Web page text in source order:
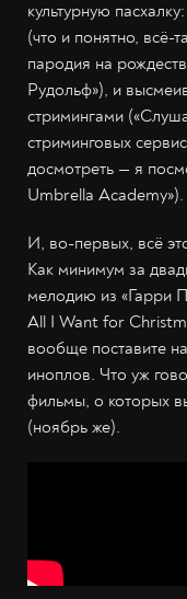
культурную
(что и понятно, всё-
пародия на
Рудольф»), и
стримингами
стриминговых
досмотреть — я
Umbrella Academy»).
И, во-первых, всё
Как минимум за
мелодию из «Гарри
All I Want for
вообще поставите
иноплов. Что уж
фильмы, о которых
(ноябрь же).